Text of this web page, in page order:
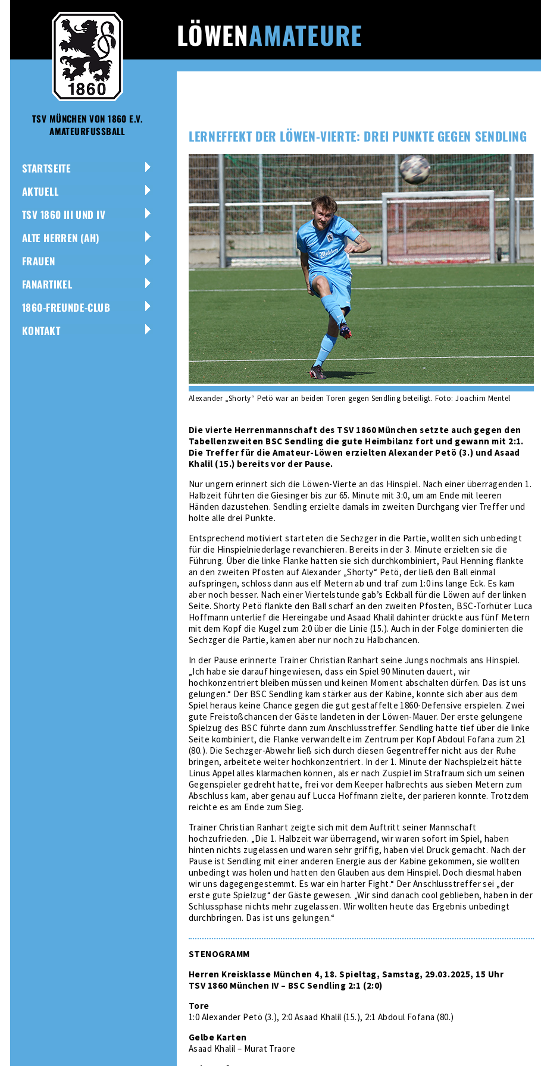
TSV MÜNCHEN VON 1860 E.V.
AMATEURFUSSBALL
LÖWENAMATEURE
STARTSEITE
AKTUELL
TSV 1860 III UND IV
ALTE HERREN (AH)
FRAUEN
FANARTIKEL
1860-FREUNDE-CLUB
KONTAKT
LERNEFFEKT DER LÖWEN-VIERTE: DREI PUNKTE GEGEN SENDLING
Alexander „Shorty“ Petö war an beiden Toren gegen Sendling beteiligt. Foto: Joachim Mentel
Die vierte Herrenmannschaft des TSV 1860 München setzte auch gegen den
Tabellenzweiten BSC Sendling die gute Heimbilanz fort und gewann mit 2:1.
Die Treffer für die Amateur-Löwen erzielten Alexander Petö (3.) und Asaad
Khalil (15.) bereits vor der Pause.
Nur ungern erinnert sich die Löwen-Vierte an das Hinspiel. Nach einer überragenden 1.
Halbzeit führten die Giesinger bis zur 65. Minute mit 3:0, um am Ende mit leeren
Händen dazustehen. Sendling erzielte damals im zweiten Durchgang vier Treffer und
holte alle drei Punkte.
Entsprechend motiviert starteten die Sechzger in die Partie, wollten sich unbedingt
für die Hinspielniederlage revanchieren. Bereits in der 3. Minute erzielten sie die
Führung. Über die linke Flanke hatten sie sich durchkombiniert, Paul Henning flankte
an den zweiten Pfosten auf Alexander „Shorty“ Petö, der ließ den Ball einmal
aufspringen, schloss dann aus elf Metern ab und traf zum 1:0 ins lange Eck. Es kam
aber noch besser. Nach einer Viertelstunde gab’s Eckball für die Löwen auf der linken
Seite. Shorty Petö flankte den Ball scharf an den zweiten Pfosten, BSC-Torhüter Luca
Hoffmann unterlief die Hereingabe und Asaad Khalil dahinter drückte aus fünf Metern
mit dem Kopf die Kugel zum 2:0 über die Linie (15.). Auch in der Folge dominierten die
Sechzger die Partie, kamen aber nur noch zu Halbchancen.
In der Pause erinnerte Trainer Christian Ranhart seine Jungs nochmals ans Hinspiel.
„Ich habe sie darauf hingewiesen, dass ein Spiel 90 Minuten dauert, wir
hochkonzentriert bleiben müssen und keinen Moment abschalten dürfen. Das ist uns
gelungen.“ Der BSC Sendling kam stärker aus der Kabine, konnte sich aber aus dem
Spiel heraus keine Chance gegen die gut gestaffelte 1860-Defensive erspielen. Zwei
gute Freistoßchancen der Gäste landeten in der Löwen-Mauer. Der erste gelungene
Spielzug des BSC führte dann zum Anschlusstreffer. Sendling hatte tief über die linke
Seite kombiniert, die Flanke verwandelte im Zentrum per Kopf Abdoul Fofana zum 2:1
(80.). Die Sechzger-Abwehr ließ sich durch diesen Gegentreffer nicht aus der Ruhe
bringen, arbeitete weiter hochkonzentriert. In der 1. Minute der Nachspielzeit hätte
Linus Appel alles klarmachen können, als er nach Zuspiel im Strafraum sich um seinen
Gegenspieler gedreht hatte, frei vor dem Keeper halbrechts aus sieben Metern zum
Abschluss kam, aber genau auf Lucca Hoffmann zielte, der parieren konnte. Trotzdem
reichte es am Ende zum Sieg.
Trainer Christian Ranhart zeigte sich mit dem Auftritt seiner Mannschaft
hochzufrieden. „Die 1. Halbzeit war überragend, wir waren sofort im Spiel, haben
hinten nichts zugelassen und waren sehr griffig, haben viel Druck gemacht. Nach der
Pause ist Sendling mit einer anderen Energie aus der Kabine gekommen, sie wollten
unbedingt was holen und hatten den Glauben aus dem Hinspiel. Doch diesmal haben
wir uns dagegengestemmt. Es war ein harter Fight.“ Der Anschlusstreffer sei „der
erste gute Spielzug“ der Gäste gewesen. „Wir sind danach cool geblieben, haben in der
Schlussphase nichts mehr zugelassen. Wir wollten heute das Ergebnis unbedingt
durchbringen. Das ist uns gelungen.“
STENOGRAMM
Herren Kreisklasse München 4, 18. Spieltag, Samstag, 29.03.2025, 15 Uhr
TSV 1860 München IV – BSC Sendling 2:1 (2:0)
Tore
1:0 Alexander Petö (3.), 2:0 Asaad Khalil (15.), 2:1 Abdoul Fofana (80.)
Gelbe Karten
Asaad Khalil – Murat Traore